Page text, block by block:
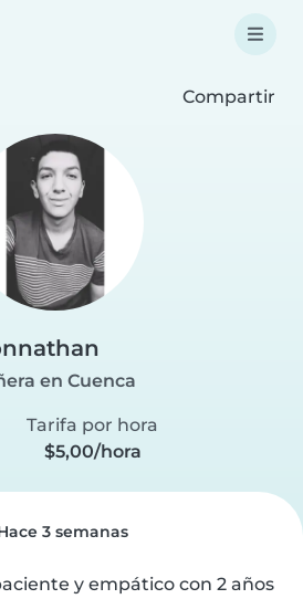
Compartir
en Cuenca
Tarifa por hora
$5,00/hora
3 semanas
y empático con 2 años